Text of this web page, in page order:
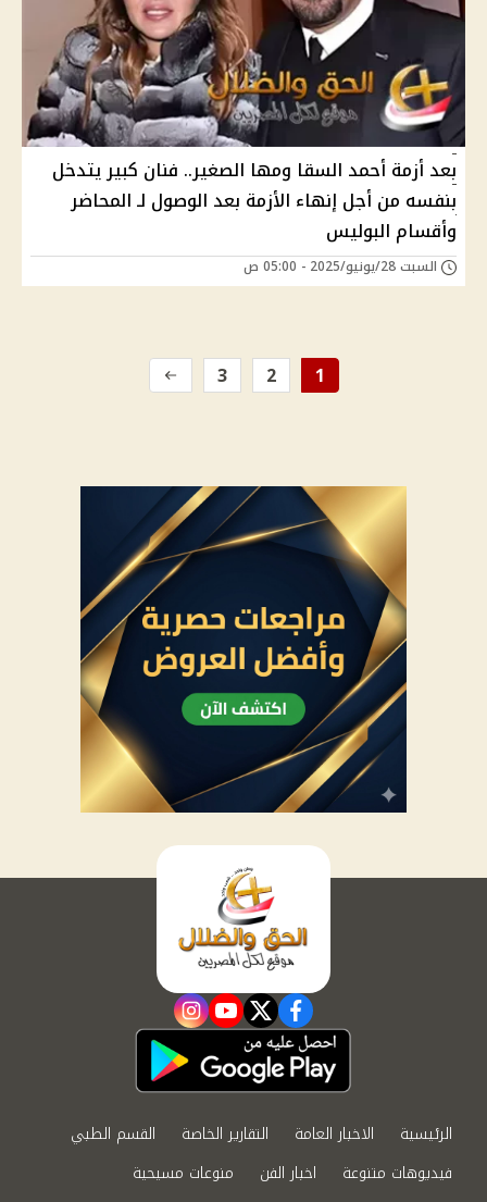
بعد أزمة أحمد السقا ومها الصغير.. فنان كبير يتدخل
بنفسه من أجل إنهاء الأزمة بعد الوصول لـ المحاضر
وأقسام البوليس
السبت 28/يونيو/2025 - 05:00 ص
1
2
3
facebook
twitter
youtube
instagram
الرئيسية الاخبار العامة التقارير الخاصة
القسم الطبي
فيديوهات متنوعة
اخبار الفن
منوعات مسيحية